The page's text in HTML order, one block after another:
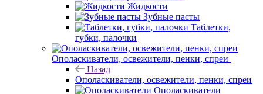
Жидкости
Зубные пасты
Таблетки,
губки, палочки
Ополаскиватели, освежители, пенки, спреи
Назад
Ополаскиватели, освежители, пенки, спреи
Ополаскиватели